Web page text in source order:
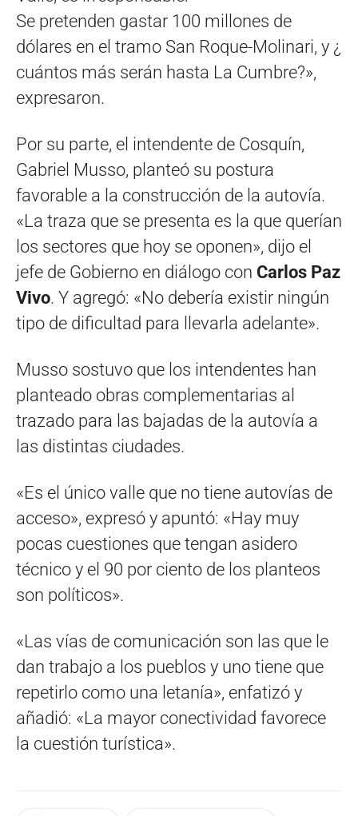
Se pretenden gastar 100 millones de
dólares en el tramo San Roque-Molinari, y ¿
cuántos más serán hasta La Cumbre?»,
expresaron.
Por su parte, el intendente de Cosquín,
Gabriel Musso, planteó su postura
favorable a la construcción de la autovía.
«La traza que se presenta es la que querían
los sectores que hoy se oponen», dijo el
jefe de Gobierno en diálogo con Carlos Paz
Vivo. Y agregó: «No debería existir ningún
tipo de dificultad para llevarla adelante».
Musso sostuvo que los intendentes han
planteado obras complementarias al
trazado para las bajadas de la autovía a
las distintas ciudades.
«Es el único valle que no tiene autovías de
acceso», expresó y apuntó: «Hay muy
pocas cuestiones que tengan asidero
técnico y el 90 por ciento de los planteos
son políticos».
«Las vías de comunicación son las que le
dan trabajo a los pueblos y uno tiene que
repetirlo como una letanía», enfatizó y
añadió: «La mayor conectividad favorece
la cuestión turística».